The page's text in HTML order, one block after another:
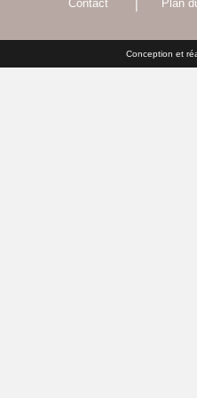
Contact | Plan
Conception et